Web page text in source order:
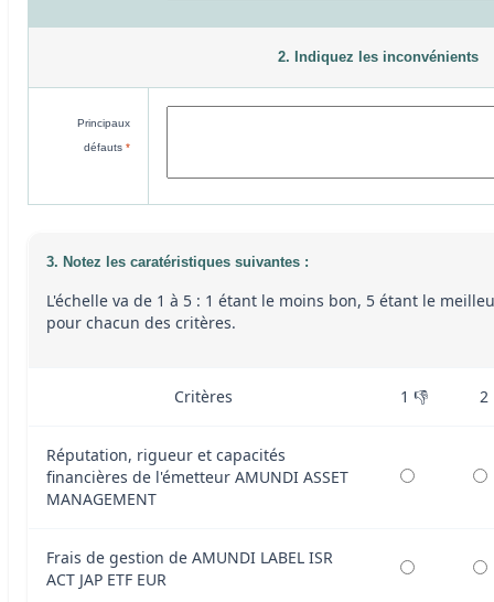
2. Indiquez les inconvénients
Principaux
défauts *
3. Notez les caratéristiques suivantes :
L'échelle va de 1 à 5 : 1 étant le moins bon, 5 étant le
pour chacun des critères.
Critères 1 👎 2
Réputation, rigueur et capacités
financières de l'émetteur AMUNDI ASSET
MANAGEMENT
Frais de gestion de AMUNDI LABEL ISR
ACT JAP ETF EUR